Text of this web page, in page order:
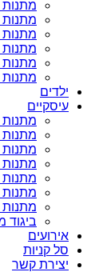
מתנות
מתנות
ילדים
עיסקיים
מתנות
מתנות
מתנות
מתנות
מתנות WELCOME לעובדים
מתנות
מתנות
ביגוד
אירועים
סל קניות
יצירת קשר